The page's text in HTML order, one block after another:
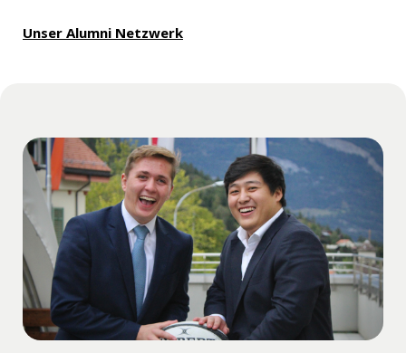
Unser Alumni Netzwerk